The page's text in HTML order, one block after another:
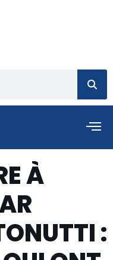
À
: